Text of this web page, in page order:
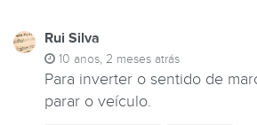
Rui Silva
10 anos, 2 meses atrás
Para inverter o sentido de
parar o veículo.